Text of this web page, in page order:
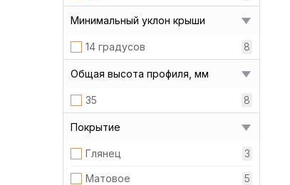
Минимальный уклон крыши
14 градусов 8
Общая высота профиля, мм
35 8
Покрытие
Глянец 3
Матовое 5